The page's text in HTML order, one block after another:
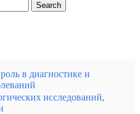
Search
в диагностике и
исследований,